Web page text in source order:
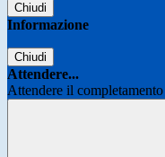
Chiudi
Informazione
Chiudi
Attendere...
Attendere il